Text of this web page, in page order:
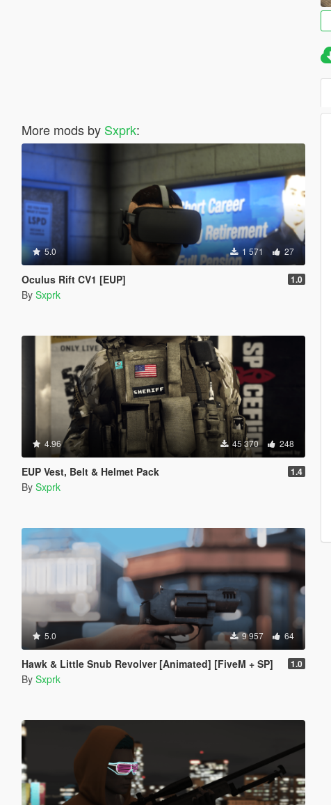
More mods by Sxprk:
5.0 1 571 27
Oculus Rift CV1 [EUP] 1.0
By Sxprk
4.96 45 370 248
EUP Vest, Belt & Helmet Pack 1.4
By Sxprk
5.0 9 957 64
Hawk & Little Snub Revolver [Animated] [FiveM + SP] 1.0
By Sxprk